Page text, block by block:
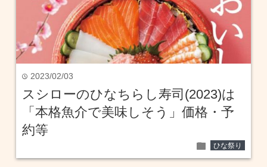
time 2023/02/03
スシローのひなちらし寿司(2023)は
「本格魚介で美味しそう」価格・予
約等
folder ひな祭り